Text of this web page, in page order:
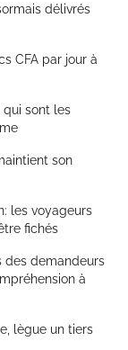
délivrés
CFA par jour à
qui sont les
son
les voyageurs
fichés
des demandeurs
à
lègue un tiers